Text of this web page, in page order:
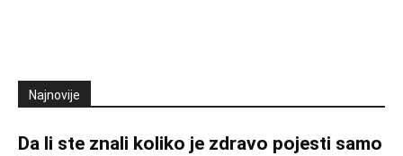
Najnovije
Da li ste znali koliko je zdravo pojesti samo